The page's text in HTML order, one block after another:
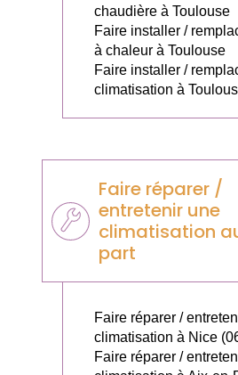
chaudière à Toulouse
Faire installer /
à chaleur à Toulouse
Faire installer /
climatisation à
Faire réparer /
entretenir une
climatisation
part
Faire réparer /
climatisation à Nice
Faire réparer /